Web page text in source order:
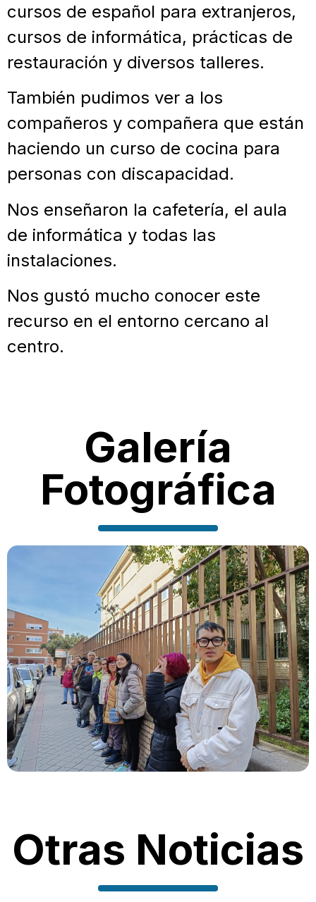
cursos de español para extranjeros,
cursos de informática, prácticas de
restauración y diversos talleres.
También pudimos ver a los
compañeros y compañera que están
haciendo un curso de cocina para
personas con discapacidad.
Nos enseñaron la cafetería, el aula
de informática y todas las
instalaciones.
Nos gustó mucho conocer este
recurso en el entorno cercano al
centro.
Galería
Fotográfica
Otras Noticias